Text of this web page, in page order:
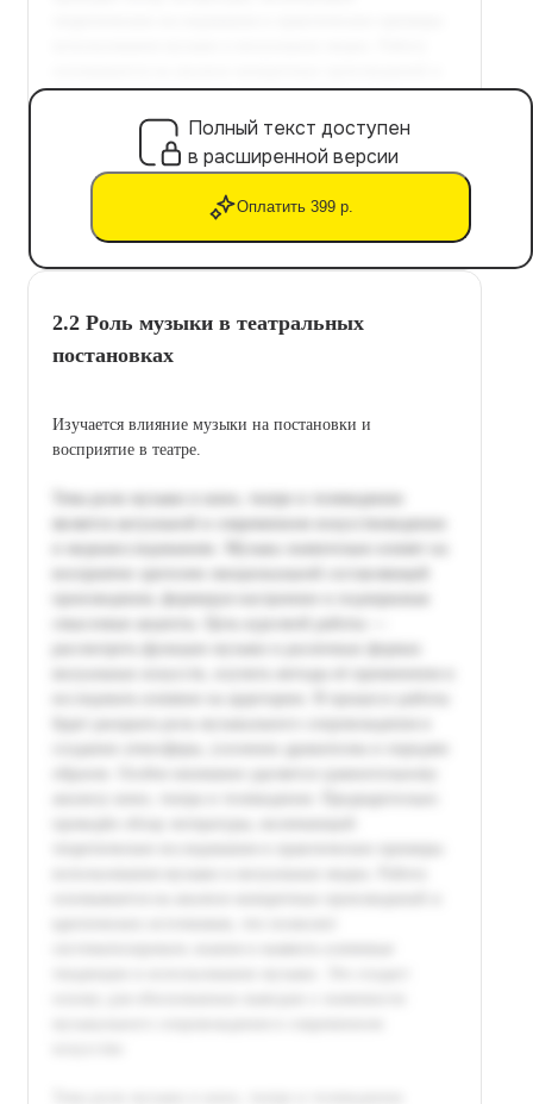
Полный текст доступен
в расширенной версии
Оплатить 399 р.
2.2 Роль музыки в театральных
постановках
Изучается влияние музыки на постановки и
восприятие в театре.